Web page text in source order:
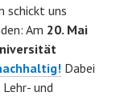
schickt uns
Am 20. Mai
Dabei
und